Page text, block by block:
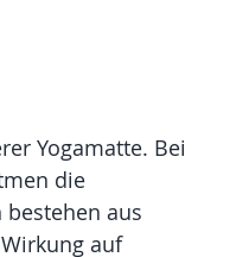
Yogamatte. Bei
die
aus
auf